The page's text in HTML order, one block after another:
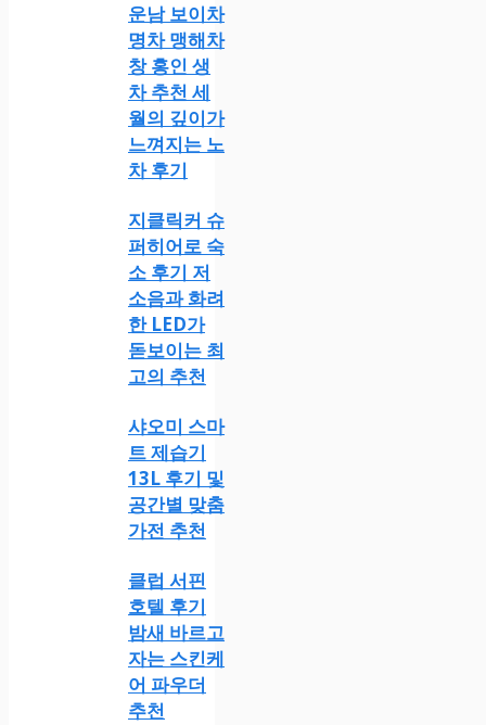
운남 보이차
명차 맹해차
창 홍인 생
차 추천 세
월의 깊이가
느껴지는 노
차 후기
지클릭커 슈
퍼히어로 숙
소 후기 저
소음과 화려
한 LED가
돋보이는 최
고의 추천
샤오미 스마
트 제습기
13L 후기 및
공간별 맞춤
가전 추천
클럽 서핀
호텔 후기
밤새 바르고
자는 스킨케
어 파우더
추천